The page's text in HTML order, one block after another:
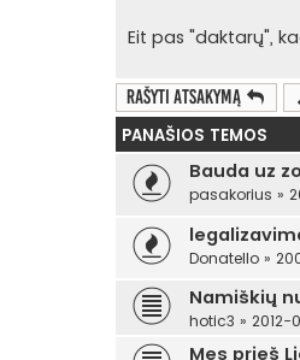
Eit pas "daktarų",
Rašyti atsakymą
PANAŠIOS TEMOS
Bauda uz
pasakorius »
Donatello »
Namiškių
hotic3 » 2012-
Mes prieš